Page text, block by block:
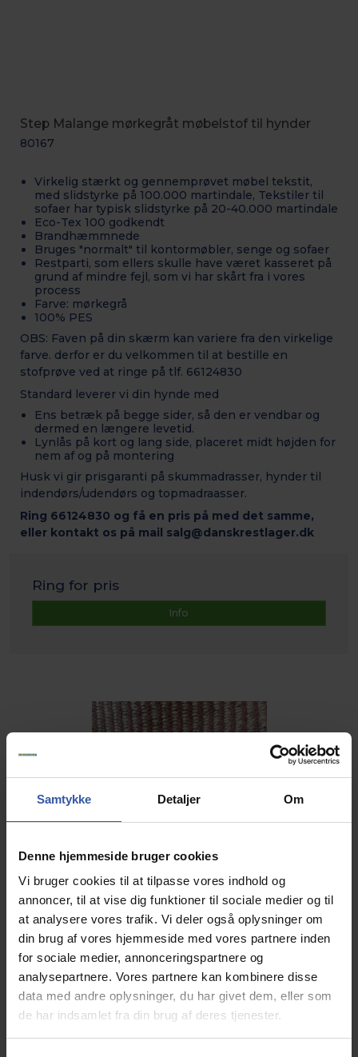
Samtykke Detaljer Om
Denne hjemmeside bruger cookies
Vi bruger cookies til at tilpasse vores indhold og
annoncer, til at vise dig funktioner til sociale medier og til
at analysere vores trafik. Vi deler også oplysninger om
din brug af vores hjemmeside med vores partnere inden
for sociale medier, annonceringspartnere og
analysepartnere. Vores partnere kan kombinere disse
data med andre oplysninger, du har givet dem, eller som
de har indsamlet fra din brug af deres tjenester.
Step Malange mørkegråt møbelstof til hynder
80167
Virkelig stærkt og gennemprøvet møbel tekstit,
med slidstyrke på 100.000 martindale, Tekstiler til
sofaer har typisk slidstyrke på 20-40.000 martindale
Eco-Tex 100 godkendt
Brandhæmmnede
Bruges "normalt" til kontormøbler, senge og sofaer
Restparti, som ellers skulle have været kasseret på
grund af mindre fejl, som vi har skårt fra i vores
process
Farve: mørkegrå
100% PES
OBS: Faven på din skærm kan variere fra den virkelige
farve. derfor er du velkommen til at bestille en
stofprøve ved at ringe på tlf. 66124830
Standard leverer vi din hynde med
Ens betræk på begge sider, så den er vendbar og
dermed en længere levetid.
Lynlås på kort og lang side, placeret midt højden for
nem af og på montering
Husk vi gir prisgaranti på skummadrasser, hynder til
indendørs/udendørs og topmadraasser.
Ring 66124830 og få en pris på med det samme,
eller kontakt os på mail salg@danskrestlager.dk
Ring for pris
Info